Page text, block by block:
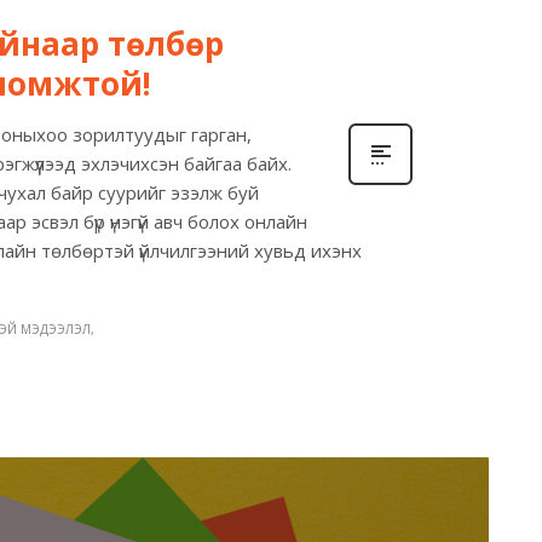
төлбөр
зорилтуудыг гарган,
эхлэчихсэн байгаа байх.
байр суурийг эзэлж буй
бүр үнэгүй авч болох онлайн
төлбөртэй үйлчилгээний хувьд ихэнх
МЭДЭЭЛЭЛ